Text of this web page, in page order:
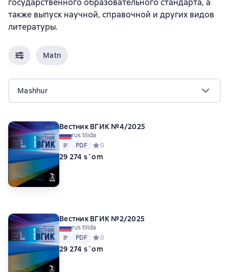
также выпуск научной, справочной и других видов
литературы.
Matn
Mashhur
Вестник ВГИК №4/2025
rus tilida
Matn
PDF
PDF Средний рейтинг 0 на основе 0 оценок
0
29 274 s`om
Вестник ВГИК №2/2025
rus tilida
Matn
PDF
PDF Средний рейтинг 0 на основе 0 оценок
0
29 274 s`om